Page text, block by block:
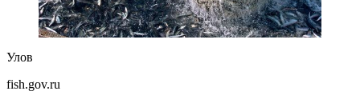
Улов
fish.gov.ru